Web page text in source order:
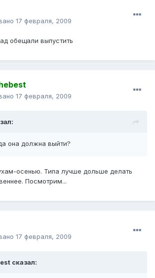
17 февраля, 2009
обещали выпустить
17 февраля, 2009
она должна выйти?
осенью. Типа лучше дольше делать
Посмотрим...
17 февраля, 2009
сказал: